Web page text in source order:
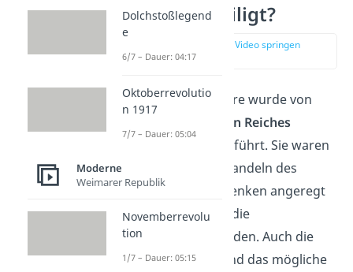
Wer war beteiligt?
zur Stelle im Video springen
(01:09)
Die Operation Walküre wurde von
Offizieren des Dritten Reiches
geplant und durchgeführt. Sie waren
durch das radikale Handeln des
Regimes zum Nachdenken angeregt
worden und wollten die
Grausamkeiten beenden. Auch die
Kriegswende 1943 und das mögliche
Dolchstoßlegend
e
6/7 – Dauer: 04:17
Oktoberrevolutio
n 1917
7/7 – Dauer: 05:04
Moderne
Weimarer Republik
Novemberrevolu
tion
1/7 – Dauer: 05:15